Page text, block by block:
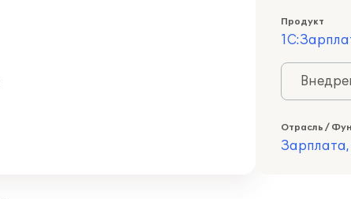
Продукт
Отрасль /
Зарплата,